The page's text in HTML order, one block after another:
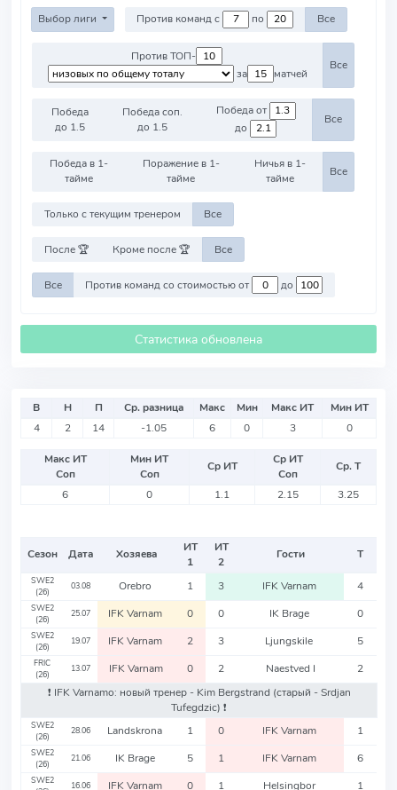
Выбор лиги Против команд с по Все
Против ТОП-
за
матчей
Все
Победа
до 1.5
Победа соп.
до 1.5
Победа от
до
Все
Победа в 1-
тайме
Поражение в 1-
тайме
Ничья в 1-
тайме
Все
Только с текущим тренером Все
После 🏆 Кроме после 🏆 Все
Все Против команд со стоимостью от до
Статистика обновлена
В Н П Ср. разница Макс Мин Макс ИТ
Мин ИТ
4
2 14 -1.05 6 0 3 0
Макс ИТ
Соп
Мин ИТ
Соп
Ср ИТ
Ср ИТ
Соп
Ср. Т
6
0 1.1 2.15 3.25
Сезон Дата Хозяева
ИТ
1
ИТ
2
Гости Т
SWE2
(26)
03.08 Orebro 1 3 IFK Varnam 4
SWE2
(26)
25.07 IFK Varnam 0 0 IK Brage 0
SWE2
(26)
19.07 IFK Varnam 2 3 Ljungskile 5
FRIC
(26)
13.07 IFK Varnam 0 2 Naestved I
2
❗️ IFK Varnamo: новый тренер - Kim Bergstrand (старый - Srdjan
Tufegdzic) ❗️
SWE2
(26)
28.06 Landskrona 1 0 IFK Varnam 1
SWE2
(26)
21.06 IK Brage 5 1 IFK Varnam 6
SWE2
16.06 IFK Varnam 0 1 Helsingbor 1